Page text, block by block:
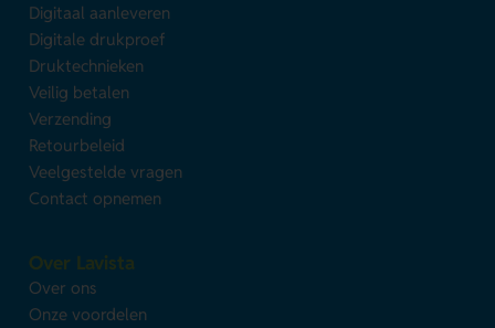
Digitaal aanleveren
Digitale drukproef
Druktechnieken
Veilig betalen
Verzending
Retourbeleid
Veelgestelde vragen
Contact opnemen
Over Lavista
Over ons
Onze voordelen